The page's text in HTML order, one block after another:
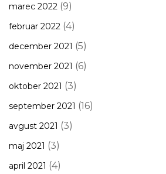
marec 2022 (9)
februar 2022 (4)
december 2021 (5)
november 2021 (6)
oktober 2021 (3)
september 2021 (16)
avgust 2021 (3)
maj 2021 (3)
april 2021 (4)